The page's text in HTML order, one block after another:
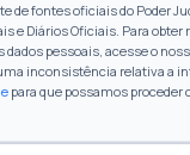
de fontes oficiais do Poder
e Diários Oficiais. Para
pessoais, acesse o
inconsistência relativa a
para que possamos proceder